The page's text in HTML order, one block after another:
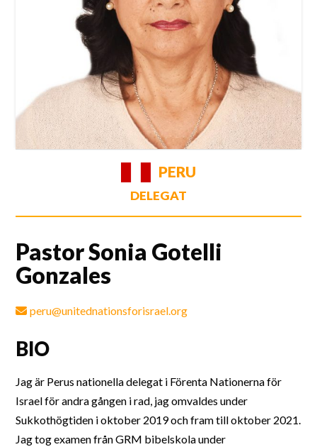
PERU
DELEGAT
Pastor Sonia Gotelli
Gonzales
peru@unitednationsforisrael.org
BIO
Jag är Perus nationella delegat i Förenta Nationerna för
Israel för andra gången i rad, jag omvaldes under
Sukkothögtiden i oktober 2019 och fram till oktober 2021.
Jag tog examen från GRM bibelskola under